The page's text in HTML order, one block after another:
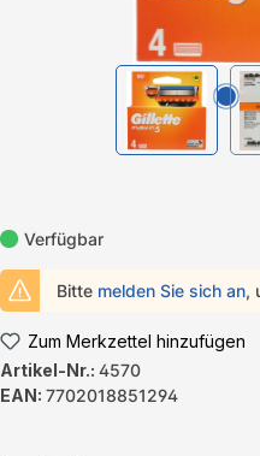
Verfügbar
Bitte melden Sie sich an,
Zum Merkzettel hinzufügen
Artikel-Nr.: 4570
EAN: 7702018851294